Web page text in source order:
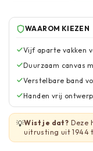
WAAROM KIEZEN
Vijf aparte vakken
Duurzaam canvas
Verstelbare band
Handen vrij
💡Wist je dat? Deze
uitrusting uit 1944